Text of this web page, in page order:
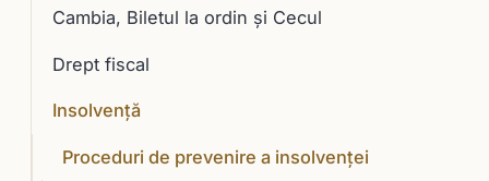
Cambia, Biletul la ordin și Cecul
Drept fiscal
Insolvență
Proceduri de prevenire a insolvenţei